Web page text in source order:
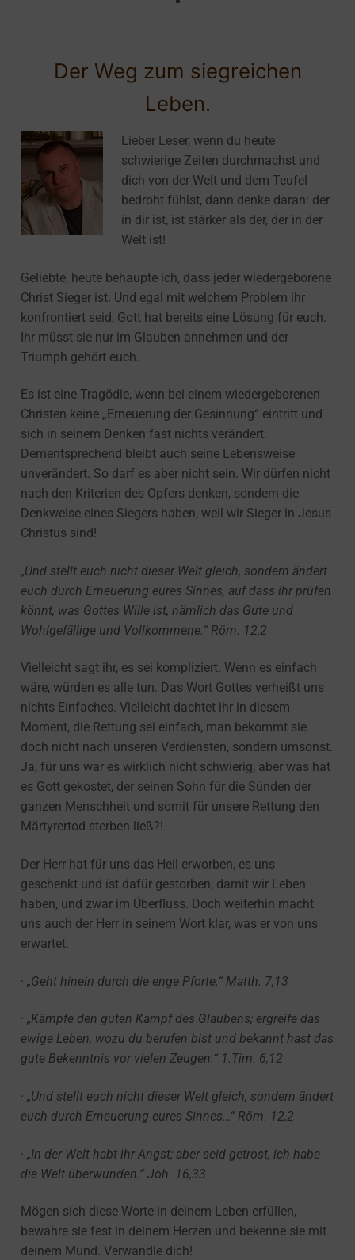
Der Weg zum siegreichen
Leben.
Lieber Leser, wenn du heute
schwierige Zeiten durchmachst und
dich von der Welt und dem Teufel
bedroht fühlst, dann denke daran: der
in dir ist, ist stärker als der, der in der
Welt ist!
Geliebte, heute behaupte ich, dass jeder wiedergeborene
Christ Sieger ist. Und egal mit welchem Problem ihr
konfrontiert seid, Gott hat bereits eine Lösung für euch.
Ihr müsst sie nur im Glauben annehmen und der
Triumph gehört euch.
Es ist eine Tragödie, wenn bei einem wiedergeborenen
Christen keine „Erneuerung der Gesinnung“ eintritt und
sich in seinem Denken fast nichts verändert.
Dementsprechend bleibt auch seine Lebensweise
unverändert. So darf es aber nicht sein. Wir dürfen nicht
nach den Kriterien des Opfers denken, sondern die
Denkweise eines Siegers haben, weil wir Sieger in Jesus
Christus sind!
„Und stellt euch nicht dieser Welt gleich, sondern ändert
euch durch Erneuerung eures Sinnes, auf dass ihr prüfen
könnt, was Gottes Wille ist, nämlich das Gute und
Wohlgefällige und Vollkommene.“ Röm. 12,2
Vielleicht sagt ihr, es sei kompliziert. Wenn es einfach
wäre, würden es alle tun. Das Wort Gottes verheißt uns
nichts Einfaches. Vielleicht dachtet ihr in diesem
Moment, die Rettung sei einfach, man bekommt sie
doch nicht nach unseren Verdiensten, sondern umsonst.
Ja, für uns war es wirklich nicht schwierig, aber was hat
es Gott gekostet, der seinen Sohn für die Sünden der
ganzen Menschheit und somit für unsere Rettung den
Märtyrertod sterben ließ?!
Der Herr hat für uns das Heil erworben, es uns
geschenkt und ist dafür gestorben, damit wir Leben
haben, und zwar im Überfluss. Doch weiterhin macht
uns auch der Herr in seinem Wort klar, was er von uns
erwartet.
· „Geht hinein durch die enge Pforte.“ Matth. 7,13
· „Kämpfe den guten Kampf des Glaubens; ergreife das
ewige Leben, wozu du berufen bist und bekannt hast das
gute Bekenntnis vor vielen Zeugen.“ 1.Tim. 6,12
· „Und stellt euch nicht dieser Welt gleich, sondern ändert
euch durch Erneuerung eures Sinnes…“ Röm. 12,2
· „In der Welt habt ihr Angst; aber seid getrost, ich habe
die Welt überwunden.“ Joh. 16,33
Mögen sich diese Worte in deinem Leben erfüllen,
bewahre sie fest in deinem Herzen und bekenne sie mit
deinem Mund. Verwandle dich!